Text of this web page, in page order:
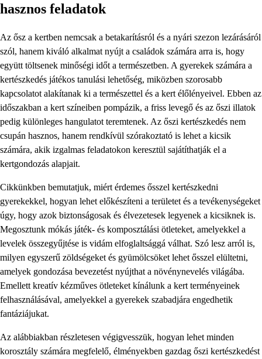
hasznos feladatok
Az ősz a kertben nemcsak a betakarításról és a nyári szezon lezárásáról
szól, hanem kiváló alkalmat nyújt a családok számára arra is, hogy
együtt töltsenek minőségi időt a természetben. A gyerekek számára a
kertészkedés játékos tanulási lehetőség, miközben szorosabb
kapcsolatot alakítanak ki a természettel és a kert élőlényeivel. Ebben az
időszakban a kert színeiben pompázik, a friss levegő és az őszi illatok
pedig különleges hangulatot teremtenek. Az őszi kertészkedés nem
csupán hasznos, hanem rendkívül szórakoztató is lehet a kicsik
számára, akik izgalmas feladatokon keresztül sajátíthatják el a
kertgondozás alapjait.
Cikkünkben bemutatjuk, miért érdemes ősszel kertészkedni
gyerekekkel, hogyan lehet előkészíteni a területet és a tevékenységeket
úgy, hogy azok biztonságosak és élvezetesek legyenek a kicsiknek is.
Megosztunk mókás játék- és komposztálási ötleteket, amelyekkel a
levelek összegyűjtése is vidám elfoglaltsággá válhat. Szó lesz arról is,
milyen egyszerű zöldségeket és gyümölcsöket lehet ősszel elültetni,
amelyek gondozása bevezetést nyújthat a növénynevelés világába.
Emellett kreatív kézműves ötleteket kínálunk a kert terményeinek
felhasználásával, amelyekkel a gyerekek szabadjára engedhetik
fantáziájukat.
Az alábbiakban részletesen végigvesszük, hogyan lehet minden
korosztály számára megfelelő, élményekben gazdag őszi kertészkedést